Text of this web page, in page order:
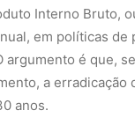
Interno Bruto,
em políticas de
argumento é que,
a erradicação
anos.